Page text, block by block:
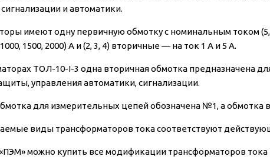
и автоматики.
имеют одну первичную обмотку с номинальным током (5, 10,
1000, 1500, 2000) А и (2, 3, 4) вторичные — на ток 1 А и 5 А.
ТОЛ-10-I-3 одна вторичная обмотка предназначена
управления автоматики, сигнализации.
для измерительных цепей обозначена №1, а
виды трансформаторов тока соответствуют
можно купить все модификации трансформаторов